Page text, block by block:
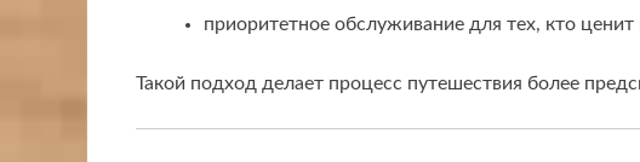
приоритетное обслуживание для тех, кто ценит
Такой подход делает процесс путешествия более